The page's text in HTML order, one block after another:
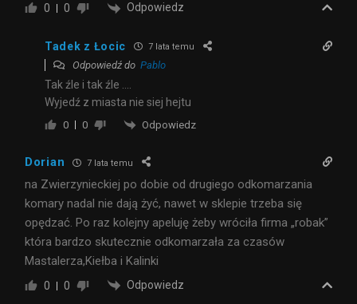
0 0 Odpowiedz
Tadek z Łocic 7 lata temu
Odpowiedź do Pablo
Tak źle i tak źle ….
Wyjedź z miasta nie siej hejtu
0 0 Odpowiedz
Dorian 7 lata temu
na Zwierzynieckiej po dobie od drugiego odkomarzania
komary nadal nie dają żyć, nawet w sklepie trzeba się
opędzać. Po raz kolejny apeluję żeby wróciła firma „robak”
która bardzo skutecznie odkomarzała za czasów
Mastalerza,Kiełba i Kalinki
0 0 Odpowiedz